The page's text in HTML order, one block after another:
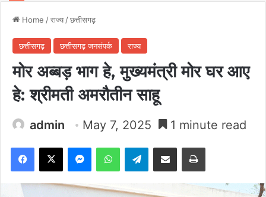
Home /राज्य/छत्तीसगढ़
छत्तीसगढ़ छत्तीसगढ़ जनसंपर्क राज्य
मोर अब्बड़ भाग हे, मुख्यमंत्री मोर घर आए
हे: श्रीमती अमरौतीन साहू
admin May 7, 2025 1 minute read
Facebook
X MessengerWhatsAppTelegramShare via Email Print